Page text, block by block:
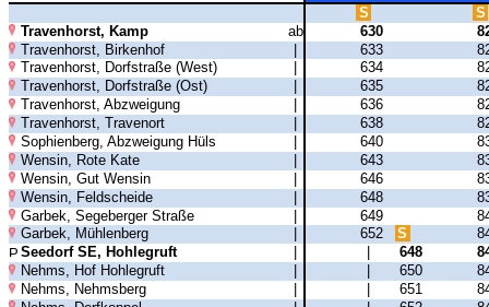
S
S
Travenhorst, Kamp
ab 630
Travenhorst, Birkenhof
| 633
Travenhorst, Dorfstraße (West)
634
Travenhorst, Dorfstraße (Ost)
635
Travenhorst, Abzweigung
636
Travenhorst, Travenort
638
Sophienberg, Abzweigung Hüls
640
Wensin, Rote Kate
643
Wensin, Gut Wensin
646
Wensin, Feldscheide
| 648
Garbek, Segeberger Straße
| 649
Garbek, Mühlenberg
652 S
Seedorf SE, Hohlegruft
648
Nehms, Hof Hohlegruft
650
Nehms, Nehmsberg
651